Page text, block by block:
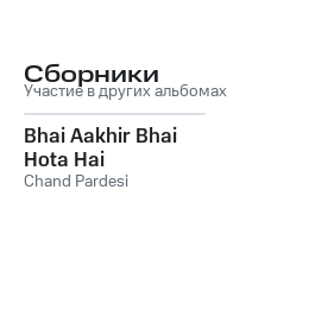
Сборники
Участие в других альбомах
Bhai Aakhir Bhai
Hota Hai
Chand Pardesi